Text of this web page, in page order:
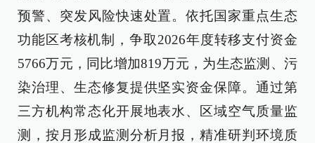
预警、突发风险快速处置。依托国家重点生态
功能区考核机制，争取2026年度转移支付资金
5766万元，同比增加819万元，为生态监测、污
染治理、生态修复提供坚实资金保障。通过第
三方机构常态化开展地表水、区域空气质量监
测，按月形成监测分析月报，精准研判环境质